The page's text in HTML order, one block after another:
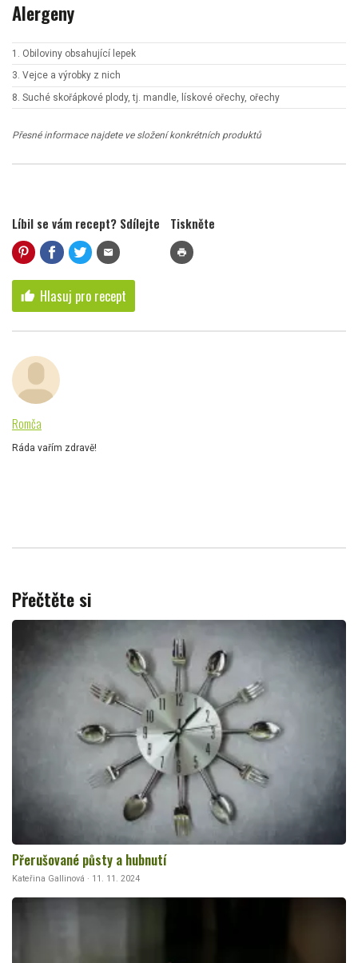
Alergeny
1. Obiloviny obsahující lepek
3. Vejce a výrobky z nich
8. Suché skořápkové plody, tj. mandle, lískové ořechy, ořechy
Přesné informace najdete ve složení konkrétních produktů
Líbil se vám recept? Sdílejte
mail
Tiskněte
print
thumb_up Hlasuj pro recept
Romča
Ráda vařím zdravě!
Přečtěte si
Přerušované půsty a hubnutí
Kateřina Gallinová · 11. 11. 2024